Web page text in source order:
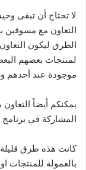
لا تحتاج أن تبقى
التعاون مع مسوقين
الطرق ليكون
لمنتجات بعضهم
موجودة عند أحدهم
يمكنكم أيضاً
المشاركة في
كانت هذه طرق
بالعمولة للمنتجات